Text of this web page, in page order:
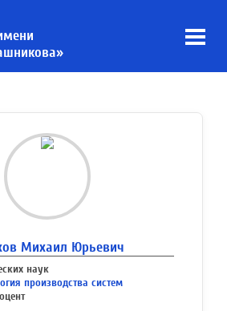
Михаил Юрьевич
наук
производства систем